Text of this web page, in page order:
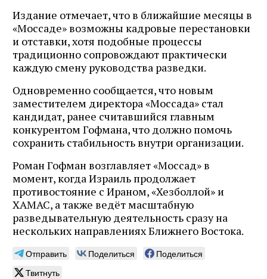
Издание отмечает, что в ближайшие месяцы в
«Моссаде» возможны кадровые перестановки
и отставки, хотя подобные процессы
традиционно сопровождают практически
каждую смену руководства разведки.
Одновременно сообщается, что новым
заместителем директора «Моссада» стал
кандидат, ранее считавшийся главным
конкурентом Гофмана, что должно помочь
сохранить стабильность внутри организации.
Роман Гофман возглавляет «Моссад» в
момент, когда Израиль продолжает
противостояние с Ираном, «Хезболлой» и
ХАМАС, а также ведёт масштабную
разведывательную деятельность сразу на
нескольких направлениях Ближнего Востока.
Отправить Поделиться
Поделиться
Твитнуть